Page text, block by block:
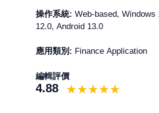
操作系統: Web-based,
12.0, Android 13.0
應用類別: Finance Application
編輯評價
4.88